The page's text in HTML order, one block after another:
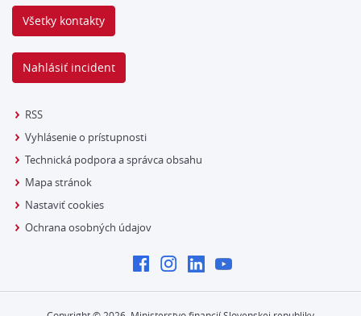
Všetky kontakty
Nahlásiť incident
RSS
Vyhlásenie o prístupnosti
Technická podpora a správca obsahu
Mapa stránok
Nastaviť cookies
Ochrana osobných údajov